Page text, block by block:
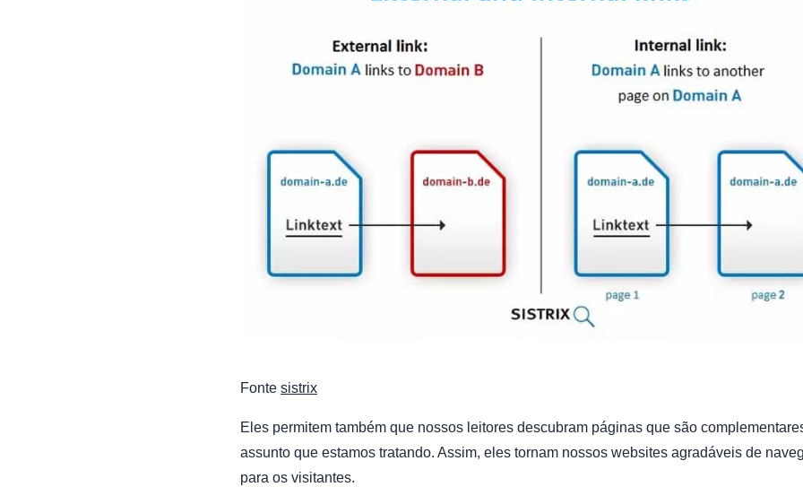
Fonte sistrix
Eles permitem também que nossos leitores descubram páginas que são
assunto que estamos tratando. Assim, eles tornam nossos websites agradáveis de
para os visitantes.